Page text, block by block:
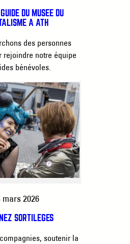
DU MUSÉE DU
À ATH
des personnes
rejoindre notre équipe
bénévoles.
mars 2026
SORTILÈGES
soutenir la